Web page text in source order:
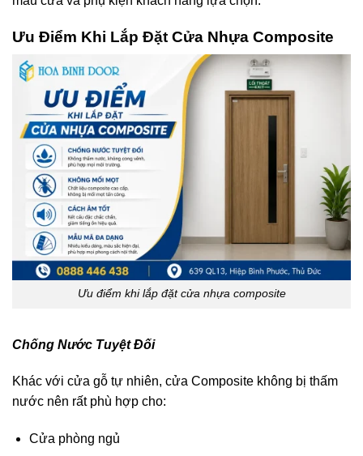
Ưu Điểm Khi Lắp Đặt Cửa Nhựa Composite
Ưu điểm khi lắp đặt cửa nhựa composite
Chống Nước Tuyệt Đối
Khác với cửa gỗ tự nhiên, cửa Composite không bị thấm
nước nên rất phù hợp cho:
Cửa phòng ngủ